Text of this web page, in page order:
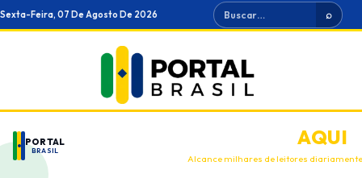
Ir
para
Sexta-Feira, 07 De Agosto De 2026 Buscar ⌕
PORTAL
BRASIL
ANUNCIEAQUI
Alcance milhares de leitores diariamente